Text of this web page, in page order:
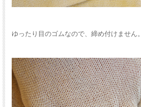
ゆったり目のゴムなので、締め付けません。